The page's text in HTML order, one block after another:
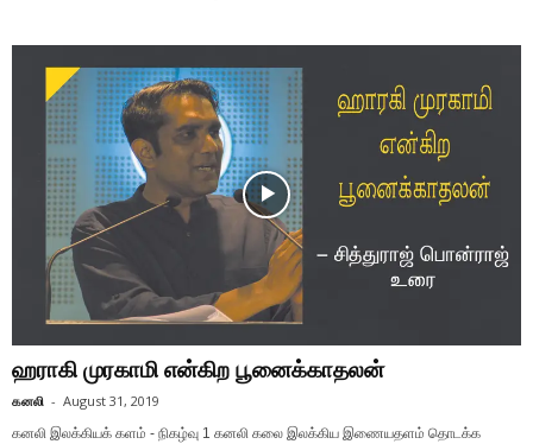
ஹராகி முரகாமி என்கிற பூனைக்காதலன்
கனலி - August 31, 2019
கனலி இலக்கியக் களம் - நிகழ்வு 1 கனலி கலை இலக்கிய இணையதளம் தொடக்க